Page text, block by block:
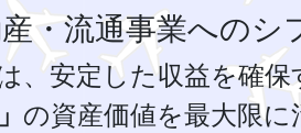
・流通事業へのシ
、安定した収益を確
の資産価値を最大限に